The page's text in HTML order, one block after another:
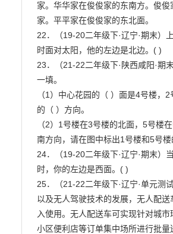
家。华华家在俊俊家的东南方。俊俊
家。平平家在俊俊家的东北面。
22．（19-20二年级下·辽宁·期末）
时面对太阳，他的左边是北边。( )
23．（21-22二年级下·陕西咸阳·期
一填。
（1）中心花园的（ ）面是4号楼，
的（ ）方向。
（2）1号楼在3号楼的北面，5号楼
南方向，请在图中标出1号楼和5号楼
24．（19-20二年级下·辽宁·期末）
时，你的左边是西面。( )
25．（21-22二年级下·辽宁·单元测
以及无人驾驶技术的发展，无人配送
入使用。无人配送车可实现针对城市
小区便利店等订单集中场所进行批量